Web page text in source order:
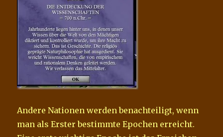
Andere Nationen werden benachteiligt, wenn
man als Erster bestimmte Epochen erreicht.